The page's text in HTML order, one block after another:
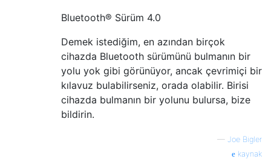
Bluetooth® Sürüm 4.0
Demek istediğim, en azından birçok
cihazda Bluetooth sürümünü bulmanın bir
yolu yok gibi görünüyor, ancak çevrimiçi bir
kılavuz bulabilirseniz, orada olabilir. Birisi
cihazda bulmanın bir yolunu bulursa, bize
bildirin.
— Joe Bigler
kaynak